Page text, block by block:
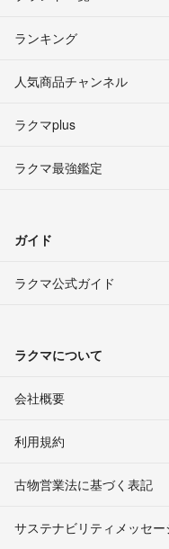
ランキング
人気商品チャンネル
ラクマplus
ラクマ最強鑑定
ガイド
ラクマ公式ガイド
ラクマについて
会社概要
利用規約
古物営業法に基づく表記
サステナビリティメッセー